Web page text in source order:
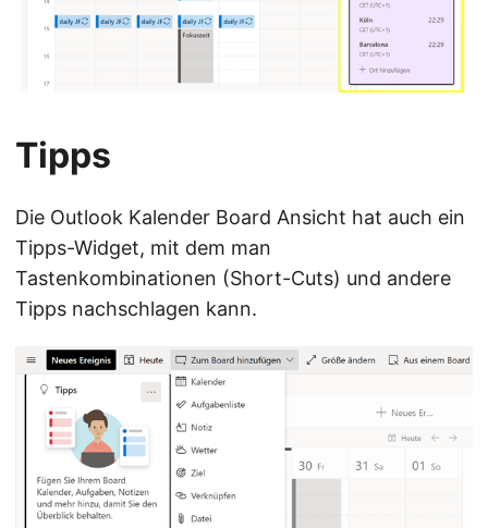
Tipps
Die Outlook Kalender Board Ansicht hat auch ein
Tipps-Widget, mit dem man
Tastenkombinationen (Short-Cuts) und andere
Tipps nachschlagen kann.